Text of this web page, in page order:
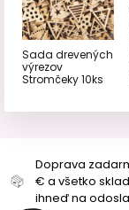
Sada drevených
výrezov
Stromčeky 10ks
Doprava
€ a všetko
ihneď na